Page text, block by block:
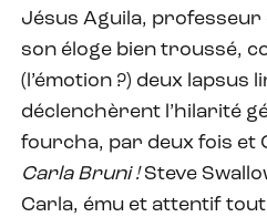
Jésus Aguila, professeur
son éloge bien troussé,
(l’émotion ?) deux lapsus
déclenchèrent l’hilarité
fourcha, par deux fois et
Carla Bruni !Steve
Carla, ému et attentif tout